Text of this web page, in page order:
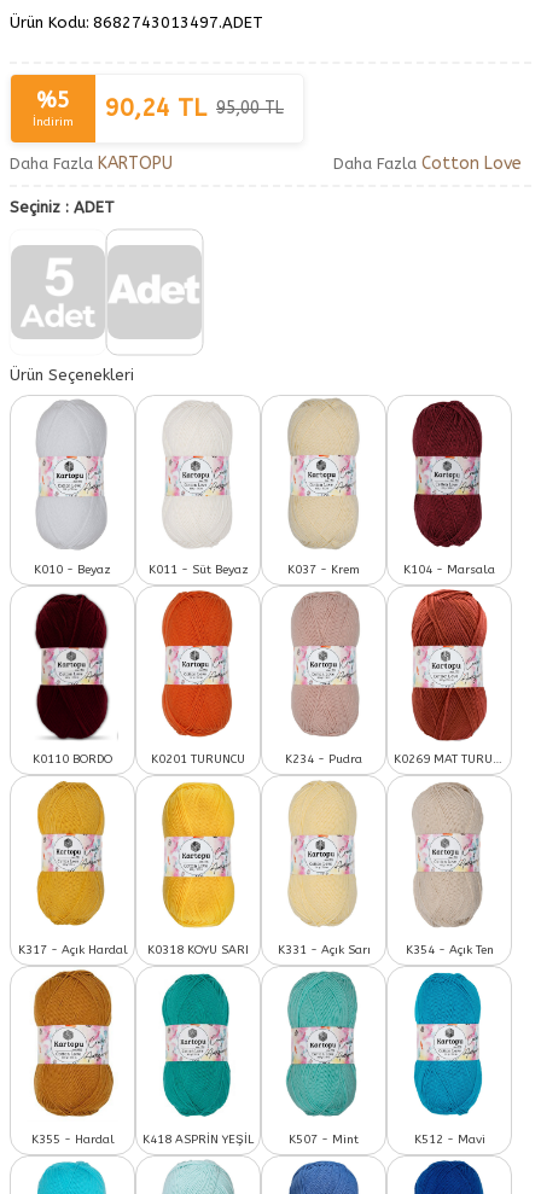
Ürün Kodu: 8682743013497.ADET
%5
İndirim 90,24 TL 95,00TL
Daha Fazla KARTOPU Daha Fazla Cotton Love
Seçiniz : ADET
Ürün Seçenekleri
K010 - Beyaz K011 - Süt Beyaz K037 - Krem K104 - Marsala
K0110 BORDO K0201 TURUNCU K234 - Pudra K0269 MAT TURUNCU
K317 - Açık Hardal K0318 KOYU SARI K331 - Açık Sarı K354 - Açık Ten
K355 - Hardal K418 ASPRİN YEŞİL K507 - Mint K512 - Mavi